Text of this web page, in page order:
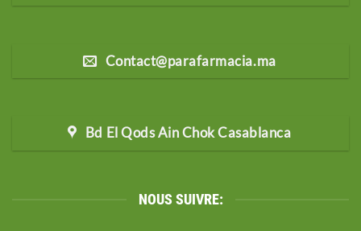
Contact@parafarmacia.ma
Bd El Qods Ain Chok Casablanca
NOUS SUIVRE: